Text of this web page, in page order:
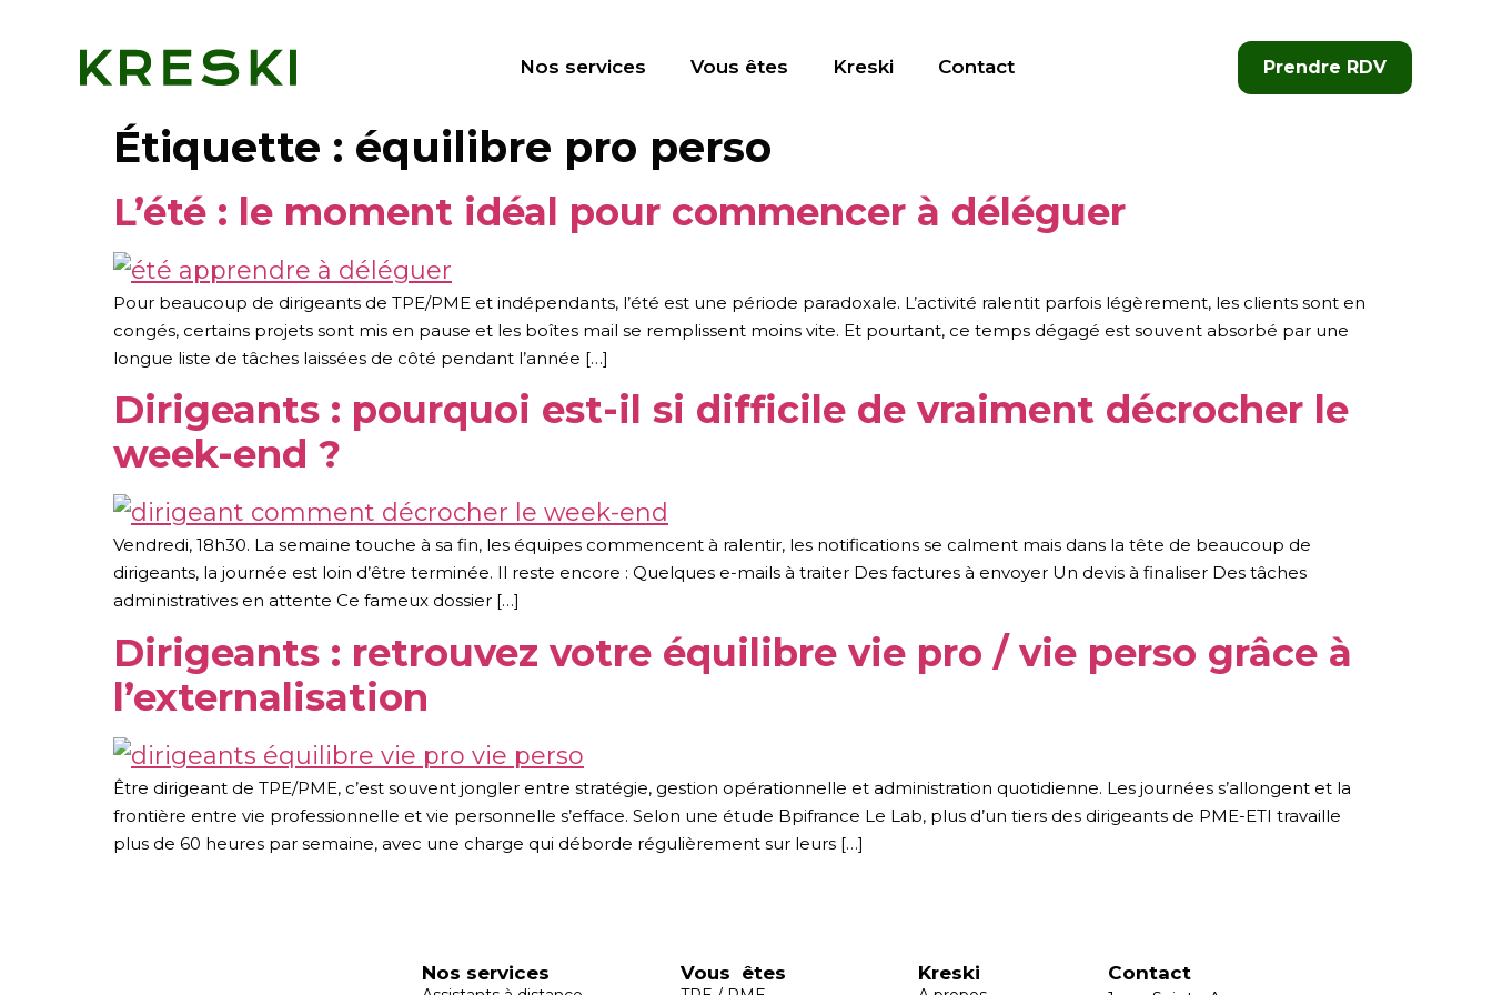
Nos services Vous êtes Kreski Contact Prendre RDV
Étiquette : équilibre pro perso
L’été : le moment idéal pour commencer à déléguer
Pour beaucoup de dirigeants de TPE/PME et indépendants, l’été est une période paradoxale. L’activité ralentit parfois légèrement, les clients sont en
congés, certains projets sont mis en pause et les boîtes mail se remplissent moins vite. Et pourtant, ce temps dégagé est souvent absorbé par une
longue liste de tâches laissées de côté pendant l’année […]
Dirigeants : pourquoi est-il si difficile de vraiment décrocher le
week-end ?
Vendredi, 18h30. La semaine touche à sa fin, les équipes commencent à ralentir, les notifications se calment mais dans la tête de beaucoup de
dirigeants, la journée est loin d’être terminée. Il reste encore : Quelques e-mails à traiter Des factures à envoyer Un devis à finaliser Des tâches
administratives en attente Ce fameux dossier […]
Dirigeants : retrouvez votre équilibre vie pro / vie perso grâce à
l’externalisation
Être dirigeant de TPE/PME, c’est souvent jongler entre stratégie, gestion opérationnelle et administration quotidienne. Les journées s’allongent et la
frontière entre vie professionnelle et vie personnelle s’efface. Selon une étude Bpifrance Le Lab, plus d’un tiers des dirigeants de PME-ETI travaille
plus de 60 heures par semaine, avec une charge qui déborde régulièrement sur leurs […]
Nos services Vous êtes Kreski Contact